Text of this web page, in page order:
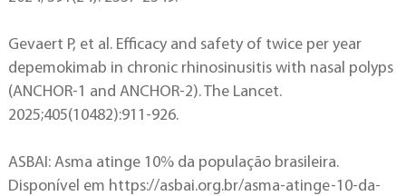
Gevaert P, et al. Efficacy and safety of twice per year
depemokimab in chronic rhinosinusitis with nasal polyps
(ANCHOR-1 and ANCHOR-2). The Lancet.
2025;405(10482):911-926.
ASBAI: Asma atinge 10% da população brasileira.
Disponível em https://asbai.org.br/asma-atinge-10-da-